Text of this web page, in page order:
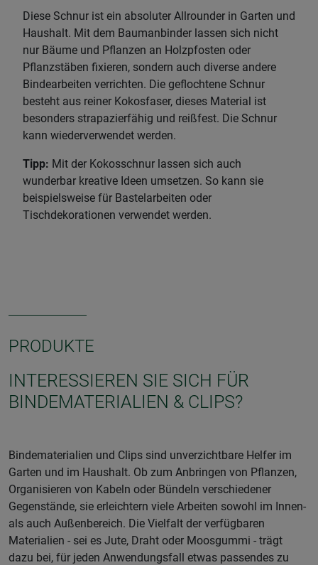
Diese Schnur ist ein absoluter Allrounder in Garten und
Haushalt. Mit dem Baumanbinder lassen sich nicht
nur Bäume und Pflanzen an Holzpfosten oder
Pflanzstäben fixieren, sondern auch diverse andere
Bindearbeiten verrichten. Die geflochtene Schnur
besteht aus reiner Kokosfaser, dieses Material ist
besonders strapazierfähig und reißfest. Die Schnur
kann wiederverwendet werden.
Tipp: Mit der Kokosschnur lassen sich auch
wunderbar kreative Ideen umsetzen. So kann sie
beispielsweise für Bastelarbeiten oder
Tischdekorationen verwendet werden.
PRODUKTE
INTERESSIEREN SIE SICH FÜR
BINDEMATERIALIEN & CLIPS?
Bindematerialien und Clips sind unverzichtbare Helfer im
Garten und im Haushalt. Ob zum Anbringen von Pflanzen,
Organisieren von Kabeln oder Bündeln verschiedener
Gegenstände, sie erleichtern viele Arbeiten sowohl im Innen-
als auch Außenbereich. Die Vielfalt der verfügbaren
Materialien - sei es Jute, Draht oder Moosgummi - trägt
dazu bei, für jeden Anwendungsfall etwas passendes zu